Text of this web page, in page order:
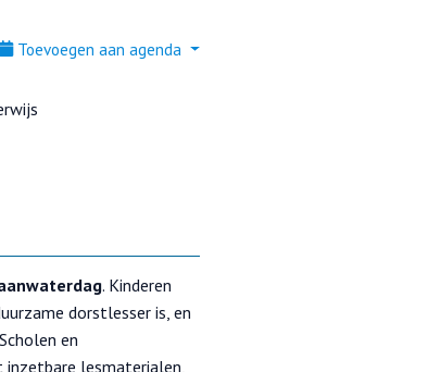
Toevoegen aan agenda
. Kinderen
dorstlesser is, en
en
lesmaterialen,